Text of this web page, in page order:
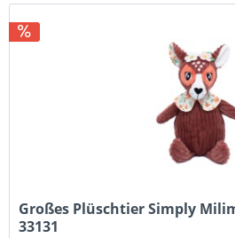
Großes Plüschtier Simply
33131